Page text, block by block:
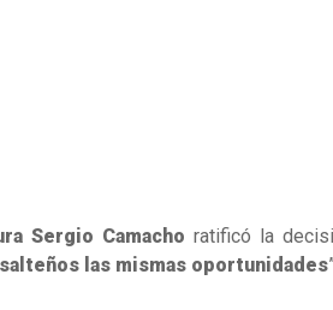
Sergio Camacho ratificó la
las mismas oportunidades